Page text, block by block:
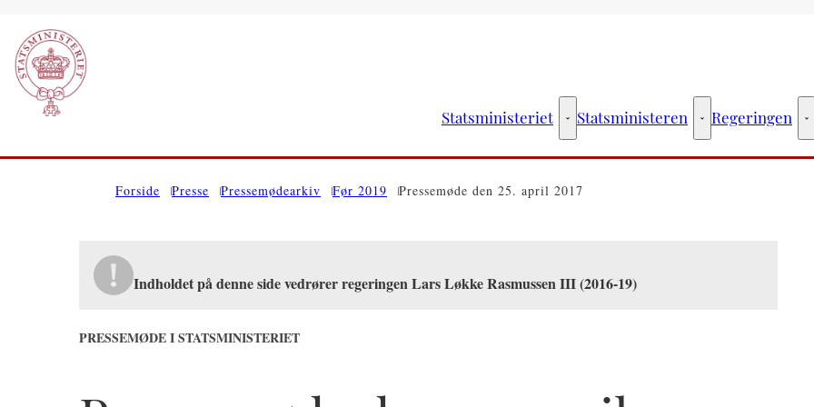
Statsministeriet Statsministeriet - Flere links
Statsministeren Statsministeren -
Regeringen
Forside Presse Pressemødearkiv Før 2019 Pressemøde den 25. april 2017
Indholdet på denne side vedrører regeringen Lars Løkke Rasmussen III (2016-19)
PRESSEMØDE I STATSMINISTERIET